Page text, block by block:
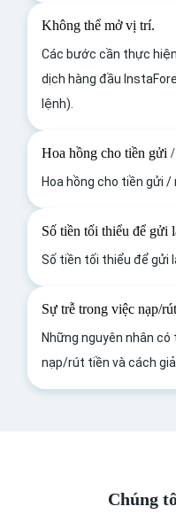
Không thể mở vị trí.
Các bước cần thực
dịch hàng đầu
lệnh).
Hoa hồng cho tiền gửi
Hoa hồng cho tiền gửi /
Số tiền tối thiểu để gửi
Số tiền tối thiểu để gửi
Sự trễ trong việc nạp/
Những nguyên nhân
nạp/rút tiền và cách
Chúng